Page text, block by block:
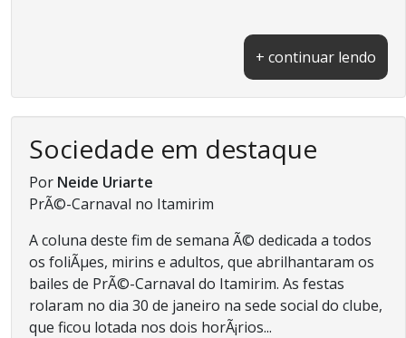
+ continuar lendo
Sociedade em destaque
Por Neide Uriarte
PrÃ©-Carnaval no Itamirim
A coluna deste fim de semana Ã© dedicada a todos
os foliÃµes, mirins e adultos, que abrilhantaram os
bailes de PrÃ©-Carnaval do Itamirim. As festas
rolaram no dia 30 de janeiro na sede social do clube,
que ficou lotada nos dois horÃ¡rios...